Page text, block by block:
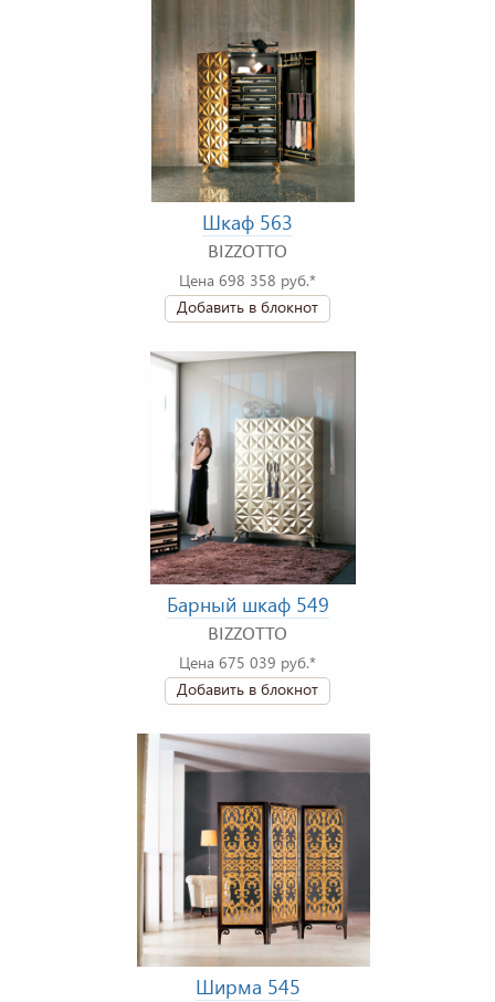
Шкаф 563
BIZZOTTO
Цена 698 358 руб.*
Добавить в блокнот
Барный шкаф 549
BIZZOTTO
Цена 675 039 руб.*
Добавить в блокнот
Ширма 545